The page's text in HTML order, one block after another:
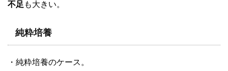
不足も大きい。
純粋培養
・純粋培養のケース。